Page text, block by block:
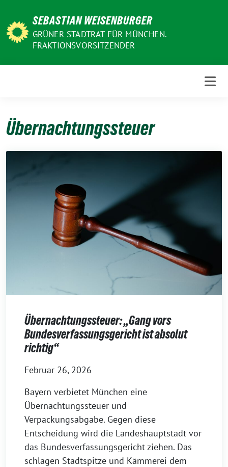
zum
Inhalt
SEBASTIAN WEISENBURGER
GRÜNER STADTRAT FÜR MÜNCHEN.
FRAKTIONSVORSITZENDER
Übernachtungssteuer
Übernachtungssteuer: „Gang vors
Bundesverfassungsgericht ist absolut
richtig“
Februar 26, 2026
Bayern verbietet München eine
Übernachtungssteuer und
Verpackungsabgabe. Gegen diese
Entscheidung wird die Landeshauptstadt vor
das Bundesverfassungsgericht ziehen. Das
schlagen Stadtspitze und Kämmerei dem